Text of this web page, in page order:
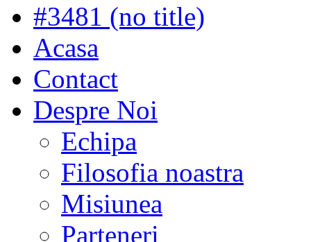
#3481 (no title)
Acasa
Contact
Despre Noi
Echipa
Filosofia noastra
Misiunea
Parteneri